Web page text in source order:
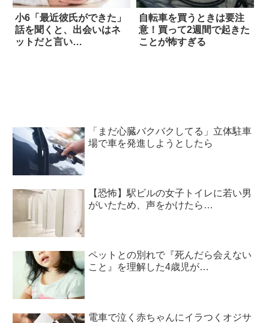
小6「最近彼氏ができた」
話を聞くと、出会いはネ
ットだと言い…
自転車を買うときは要注
意！買って2週間で起きた
ことが怖すぎる
「まだ心臓バクバクしてる」立体駐車
場で車を発進しようとしたら
【恐怖】駅ビルの女子トイレに若い男
がいたため、声をかけたら…
ペットとの別れで『死んだら会えない
こと』を理解した4歳児が…
電車で泣く赤ちゃんにイラつくオジサ